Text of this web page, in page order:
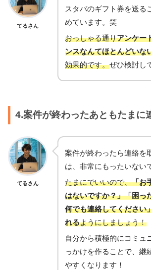
てるさん
スタバのギフト券を送る
めています。笑
おっしゃる通りアンケー
ンスなんてほとんどいな
効果的です。ぜひ検討し
4.案件が終わったあともたまに
てるさん
案件が終わったら連絡を
は、非常にもったいない
たまにでいいので、「お
はないですか？」「困っ
何でも連絡してください
れるようにしましょう！
自分から積極的にコミュ
っかけを作ることで、継
やすくなります！